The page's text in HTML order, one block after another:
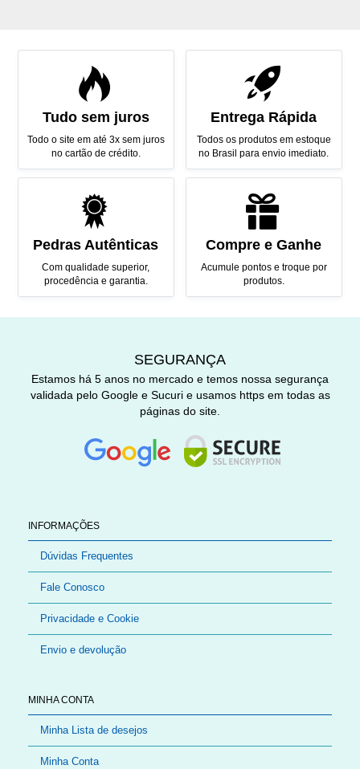
Tudo sem juros
Todo o site em até 3x sem juros
no cartão de crédito.
Entrega Rápida
Todos os produtos em estoque
no Brasil para envio imediato.
Pedras Autênticas
Com qualidade superior,
procedência e garantia.
Compre e Ganhe
Acumule pontos e troque por
produtos.
INFORMAÇÕES
Dúvidas Frequentes
Fale Conosco
Privacidade e Cookie
Envio e devolução
MINHA CONTA
Minha Lista de desejos
Minha Conta
SEGURANÇA
Estamos há 5 anos no mercado e temos nossa segurança
validada pelo Google e Sucuri e usamos https em todas as
páginas do site.